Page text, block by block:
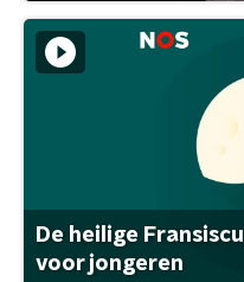
De heilige
voor jongeren